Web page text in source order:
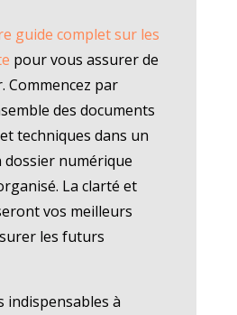
guide complet sur les
pour vous assurer de
Commencez par
des documents
techniques dans un
dossier numérique
La clarté et
vos meilleurs
les futurs
indispensables à